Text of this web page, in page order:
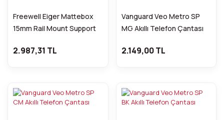
Freewell Eiger Mattebox
15mm Rail Mount Support
2.987,31 TL
Vanguard Veo Metro SP
MG Akıllı Telefon Çantası
2.149,00 TL